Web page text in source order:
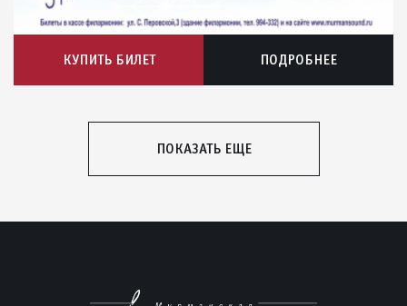
КУПИТЬ БИЛЕТ ПОДРОБНЕЕ
ПОКАЗАТЬ ЕЩЕ